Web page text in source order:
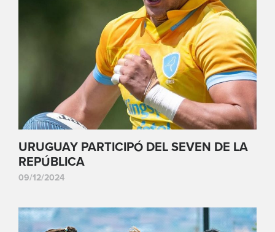
URUGUAY PARTICIPÓ DEL SEVEN DE LA
REPÚBLICA
09/12/2024